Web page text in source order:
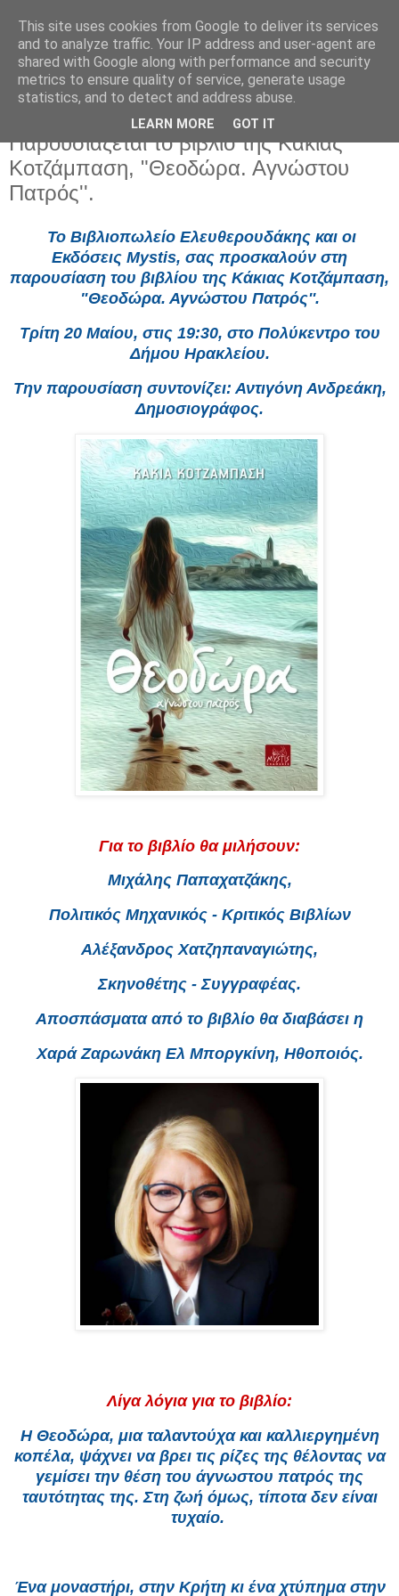
Παρασκευή 16 Μαΐου 2025
Παρουσιάζεται το βιβλίο της Κάκιας
Κοτζάμπαση, "Θεοδώρα. Αγνώστου
Πατρός''.
Το Βιβλιοπωλείο Ελευθερουδάκης και οι
Εκδόσεις Mystis, σας προσκαλούν στη
παρουσίαση του βιβλίου της Κάκιας Κοτζάμπαση,
"Θεοδώρα. Αγνώστου Πατρός''.
Τρίτη 20 Μαίου, στις 19:30, στο Πολύκεντρο του
Δήμου Ηρακλείου.
Την παρουσίαση συντονίζει: Αντιγόνη Ανδρεάκη,
Δημοσιογράφος.
Για το βιβλίο θα μιλήσουν:
Μιχάλης Παπαχατζάκης,
Πολιτικός Μηχανικός - Κριτικός Βιβλίων
Αλέξανδρος Χατζηπαναγιώτης,
Σκηνοθέτης - Συγγραφέας.
Αποσπάσματα από το βιβλίο θα διαβάσει η
Χαρά Ζαρωνάκη Ελ Μποργκίνη, Ηθοποιός.
Λίγα λόγια για το βιβλίο:
Η Θεοδώρα, μια ταλαντούχα και καλλιεργημένη
κοπέλα, ψάχνει να βρει τις ρίζες της θέλοντας να
γεμίσει την θέση του άγνωστου πατρός της
ταυτότητας της. Στη ζωή όμως, τίποτα δεν είναι
τυχαίο.
Ένα μοναστήρι, στην Κρήτη κι ένα χτύπημα στην
This site uses cookies from Google to deliver its services
and to analyze traffic. Your IP address and user-agent are
shared with Google along with performance and security
metrics to ensure quality of service, generate usage
statistics, and to detect and address abuse.
LEARN MORE GOT IT